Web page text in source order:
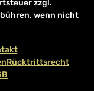
zzgl.
wenn nicht
Rücktrittsrecht